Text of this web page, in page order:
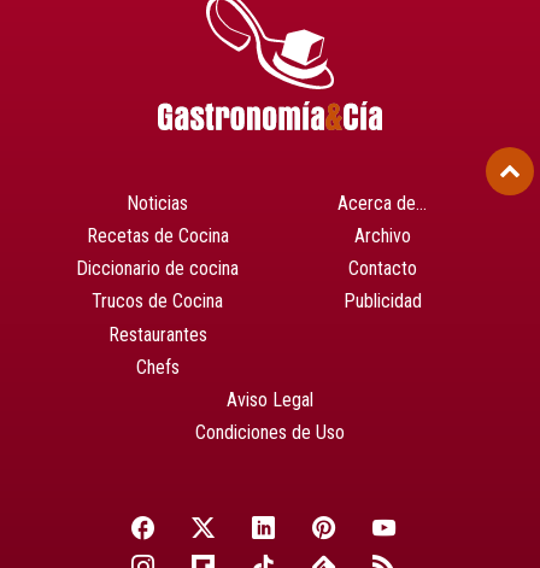
Noticias
Recetas de Cocina
Diccionario de cocina
Trucos de Cocina
Restaurantes
Chefs
Acerca de…
Archivo
Contacto
Publicidad
Aviso Legal
Condiciones de Uso